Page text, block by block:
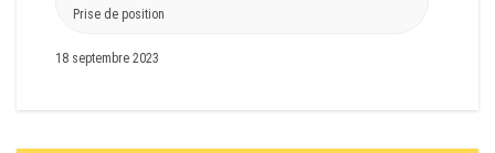
Prise de position
18 septembre 2023